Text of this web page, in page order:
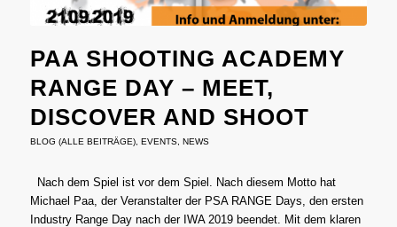
PAA SHOOTING ACADEMY
RANGE DAY – MEET,
DISCOVER AND SHOOT
BLOG (ALLE BEITRÄGE), EVENTS, NEWS
Nach dem Spiel ist vor dem Spiel. Nach diesem Motto hat
Michael Paa, der Veranstalter der PSA RANGE Days, den ersten
Industry Range Day nach der IWA 2019 beendet. Mit dem klaren